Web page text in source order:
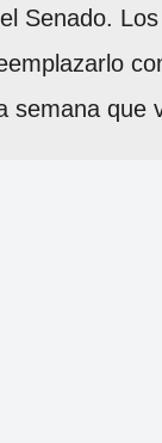
Senado.
semana que